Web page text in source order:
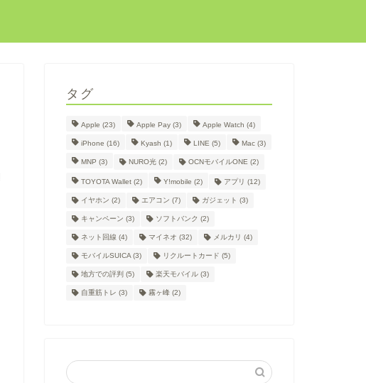
タグ
Apple (23) Apple Pay(3) Apple Watch (4)
iPhone (16) Kyash (1) LINE (5) Mac(3)
MNP (3) NURO光(2) OCNモバイルONE (2)
TOYOTA Wallet(2) Y!mobile (2) アプリ (12)
イヤホン (2) エアコン (7) ガジェット (3)
キャンペーン (3) ソフトバンク (2)
ネット回線 (4) マイネオ (32) メルカリ (4)
モバイルSUICA(3) リクルートカード (5)
地方での評判 (5) 楽天モバイル(3)
自重筋トレ (3) 霧ヶ峰(2)